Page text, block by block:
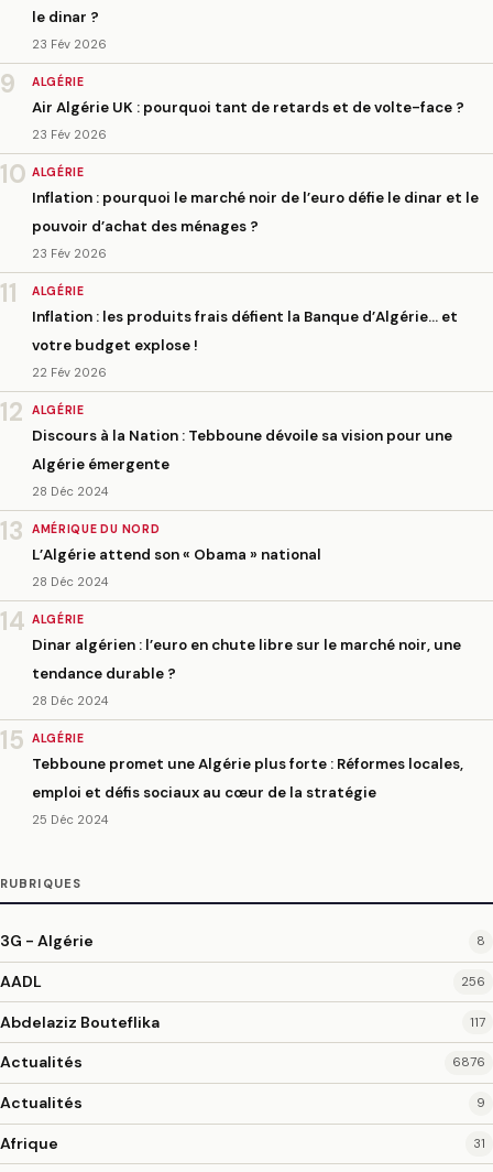
le dinar ?
23 Fév 2026
9 ALGÉRIE
Air Algérie UK : pourquoi tant de retards et de volte-face ?
23 Fév 2026
10 ALGÉRIE
Inflation : pourquoi le marché noir de l’euro défie le dinar et le
pouvoir d’achat des ménages ?
23 Fév 2026
11 ALGÉRIE
Inflation : les produits frais défient la Banque d’Algérie… et
votre budget explose !
22 Fév 2026
12 ALGÉRIE
Discours à la Nation : Tebboune dévoile sa vision pour une
Algérie émergente
28 Déc 2024
13 AMÉRIQUE DU NORD
L’Algérie attend son « Obama » national
28 Déc 2024
14 ALGÉRIE
Dinar algérien : l’euro en chute libre sur le marché noir, une
tendance durable ?
28 Déc 2024
15 ALGÉRIE
Tebboune promet une Algérie plus forte : Réformes locales,
emploi et défis sociaux au cœur de la stratégie
25 Déc 2024
RUBRIQUES
3G - Algérie 8
AADL 256
Abdelaziz Bouteflika 117
Actualités 6876
Actualités 9
Afrique 31